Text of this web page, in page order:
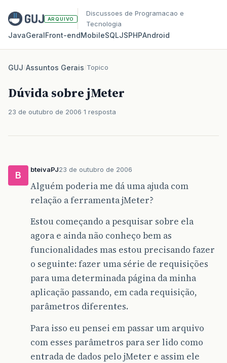
ARQUIVO
Discussoes de Programacao e
Tecnologia
JavaGeralFront‑endMobileSQLJSPHPAndroid
GUJ/Assuntos Gerais/Topico
Dúvida sobre jMeter
23 de outubro de 2006 1 resposta
B
bteivaPJ23 de outubro de 2006
Alguém poderia me dá uma ajuda com
relação a ferramenta jMeter?
Estou começando a pesquisar sobre ela
agora e ainda não conheço bem as
funcionalidades mas estou precisando fazer
o seguinte: fazer uma série de requisições
para uma determinada página da minha
aplicação passando, em cada requisição,
parâmetros diferentes.
Para isso eu pensei em passar um arquivo
com esses parâmetros para ser lido como
entrada de dados pelo jMeter e assim ele